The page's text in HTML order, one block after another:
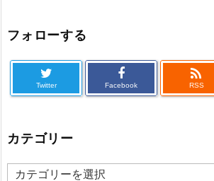
フォローする
Twitter Facebook

RSS
カテゴリー
カ